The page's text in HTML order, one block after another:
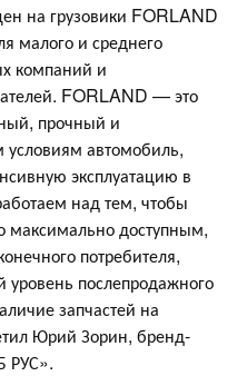
на грузовики FORLAND
малого и среднего
компаний и
FORLAND — это
прочный и
автомобиль,
эксплуатацию в
над тем, чтобы
доступным,
потребителя,
уровень послепродажного
запчастей на
Юрий Зорин, бренд-
РУС».